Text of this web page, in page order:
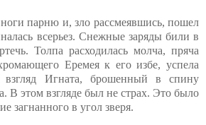
парню и, зло рассмеявшись, пошел
всерьез. Снежные заряды били в
Толпа расходилась молча, пряча
Еремея к его избе, успела
взгляд Игната, брошенный в спину
В этом взгляде был не страх. Это было
загнанного в угол зверя.